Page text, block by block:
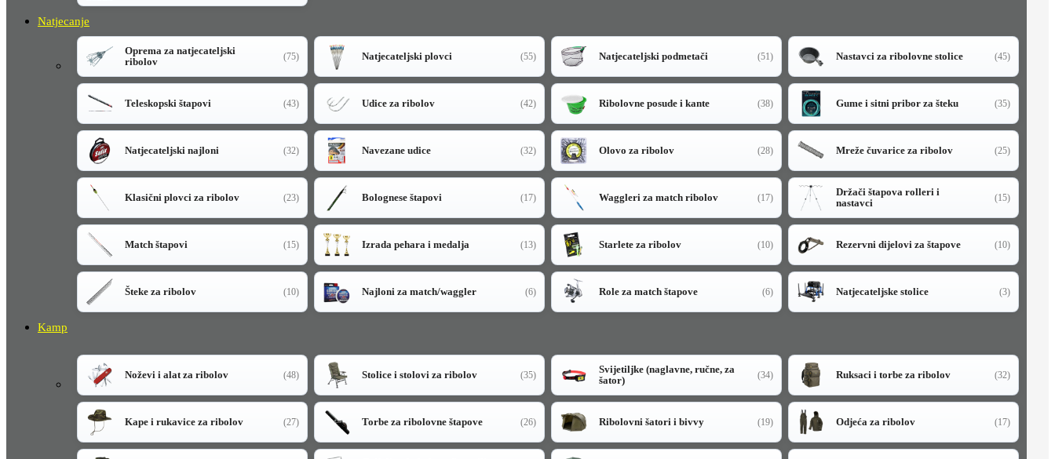
Natjecanje
Oprema za natjecateljski
ribolov
(75) Natjecateljski plovci (55) Natjecateljski podmetači (51) Nastavci za ribolovne stolice (45)
Teleskopski štapovi (43) Udice za ribolov (42) Ribolovne posude i kante (38) Gume i sitni pribor za šteku (35)
Natjecateljski najloni (32) Navezane udice (32) Olovo za ribolov (28) Mreže čuvarice za ribolov (25)
Klasični plovci za ribolov (23) Bolognese štapovi (17) Waggleri za match ribolov (17)
Držači štapova rolleri i
nastavci
(15)
Match štapovi (15) Izrada pehara i medalja (13) Starlete za ribolov (10) Rezervni dijelovi za štapove (10)
Šteke za ribolov (10) Najloni za match/waggler (6) Role za match štapove (6) Natjecateljske stolice (3)
Kamp
Noževi i alat za ribolov (48) Stolice i stolovi za ribolov (35)
Svijetiljke (naglavne, ručne, za
šator)
(34) Ruksaci i torbe za ribolov (32)
Kape i rukavice za ribolov (27) Torbe za ribolovne štapove (26) Ribolovni šatori i bivvy (19) Odjeća za ribolov (17)